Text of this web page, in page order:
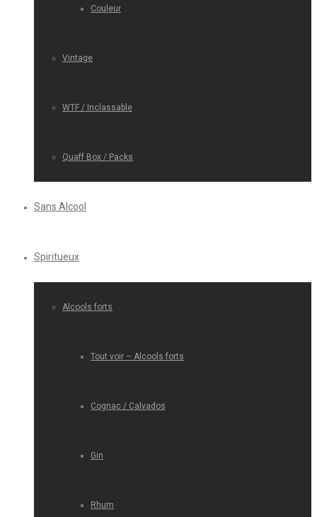
Couleur
Vintage
WTF / Inclassable
Quaff Box / Packs
Sans Alcool
Spiritueux
Alcools forts
Tout voir – Alcools forts
Cognac / Calvados
Gin
Rhum